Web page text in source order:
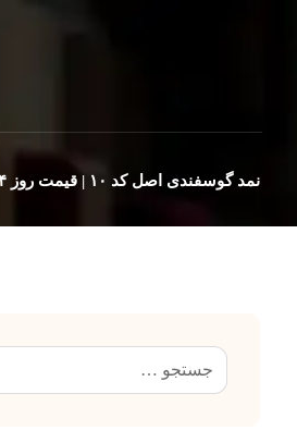
نمد گوسفندی اصل کد ۱۰ | قیمت روز ۱۴۰۴